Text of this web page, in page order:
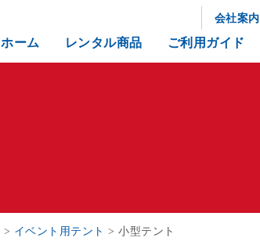
会社案内
ホーム レンタル商品 ご利用ガイド
> イベント用テント > 小型テント